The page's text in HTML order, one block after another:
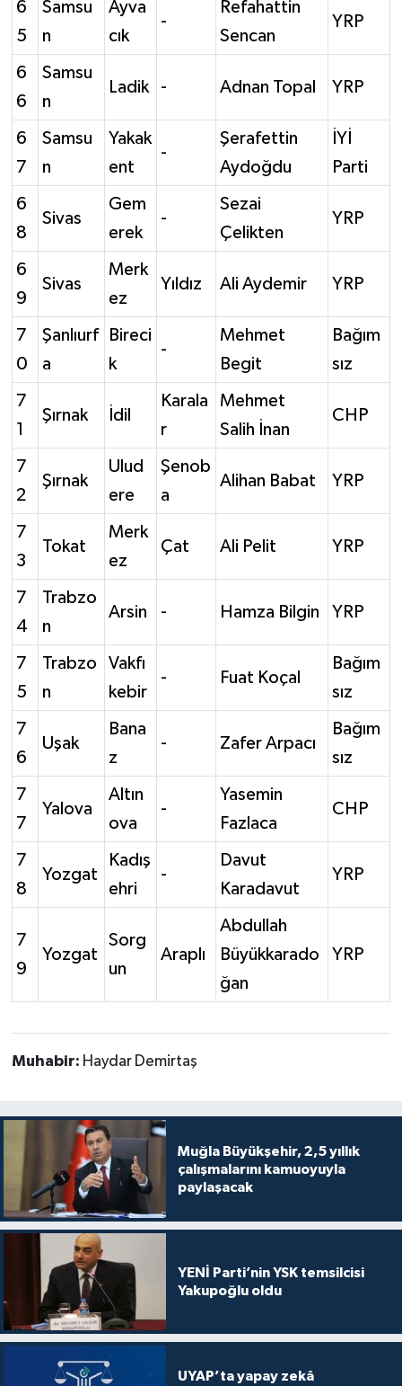
6
5
Samsu
n
Ayva
cık
-
Refahattin
Sencan
YRP
6
6
Samsu
n
Ladik - Adnan Topal YRP
6
7
Samsu
n
Yakak
ent
-
Şerafettin
Aydoğdu
İYİ
Parti
6
8
Sivas
Gem
erek
-
Sezai
Çelikten
YRP
6
9
Sivas
Merk
ez
Yıldız Ali Aydemir YRP
7
0
Şanlıurf
a
Bireci
k
-
Mehmet
Begit
Bağım
sız
7
1
Şırnak İdil
Karala
r
Mehmet
Salih İnan
CHP
7
2
Şırnak
Ulud
ere
Şenob
a
Alihan Babat YRP
7
3
Tokat
Merk
ez
Çat Ali Pelit YRP
7
4
Trabzo
n
Arsin - Hamza Bilgin YRP
7
5
Trabzo
n
Vakfı
kebir
- Fuat Koçal
Bağım
sız
7
6
Uşak
Bana
z
- Zafer Arpacı
Bağım
sız
7
7
Yalova
Altın
ova
-
Yasemin
Fazlaca
CHP
7
8
Yozgat
Kadış
ehri
-
Davut
Karadavut
YRP
7
9
Yozgat
Sorg
un
Araplı
Abdullah
Büyükkarado
ğan
YRP
Muhabir: Haydar Demirtaş
Muğla Büyükşehir, 2,5 yıllık
çalışmalarını kamuoyuyla
paylaşacak
YENİ Parti’nin YSK temsilcisi
Yakupoğlu oldu
UYAP’ta yapay zekâ